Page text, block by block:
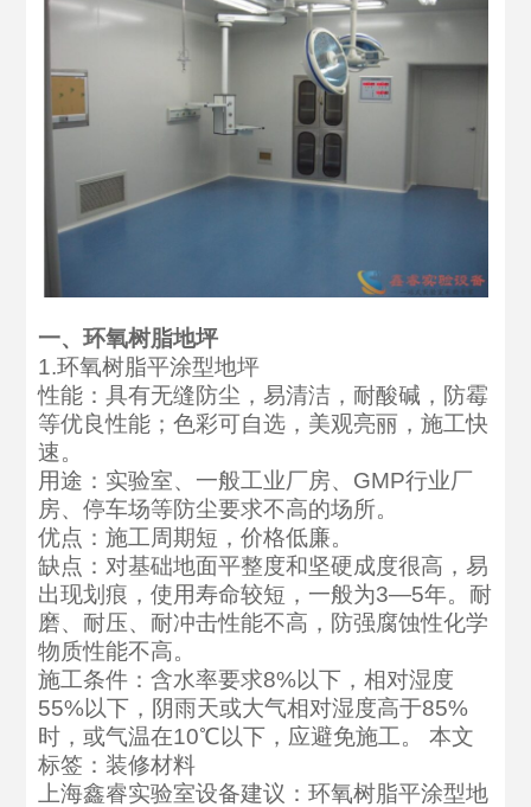
一、环氧树脂地坪
1.环氧树脂平涂型地坪
性能：具有无缝防尘，易清洁，耐酸碱，防霉
等优良性能；色彩可自选，美观亮丽，施工快
速。
用途：实验室、一般工业厂房、GMP行业厂
房、停车场等防尘要求不高的场所。
优点：施工周期短，价格低廉。
缺点：对基础地面平整度和坚硬成度很高，易
出现划痕，使用寿命较短，一般为3—5年。耐
磨、耐压、耐冲击性能不高，防强腐蚀性化学
物质性能不高。
施工条件：含水率要求8%以下，相对湿度
55%以下，阴雨天或大气相对湿度高于85%
时，或气温在10℃以下，应避免施工。 本文
标签：装修材料
上海鑫睿实验室设备建议：环氧树脂平涂型地